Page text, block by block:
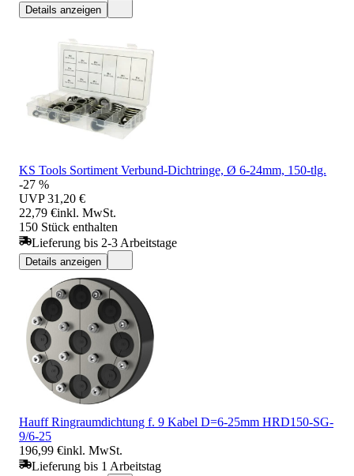
Details anzeigen
KS Tools Sortiment Verbund-Dichtringe, Ø 6-24mm, 150-tlg.
-27 %
UVP 31,20 €
22,79 €inkl. MwSt.
150 Stück enthalten
Lieferung bis 2-3 Arbeitstage
Details anzeigen
Hauff Ringraumdichtung f. 9 Kabel D=6-25mm HRD150-SG-
9/6-25
196,99 €inkl. MwSt.
Lieferung bis 1 Arbeitstag